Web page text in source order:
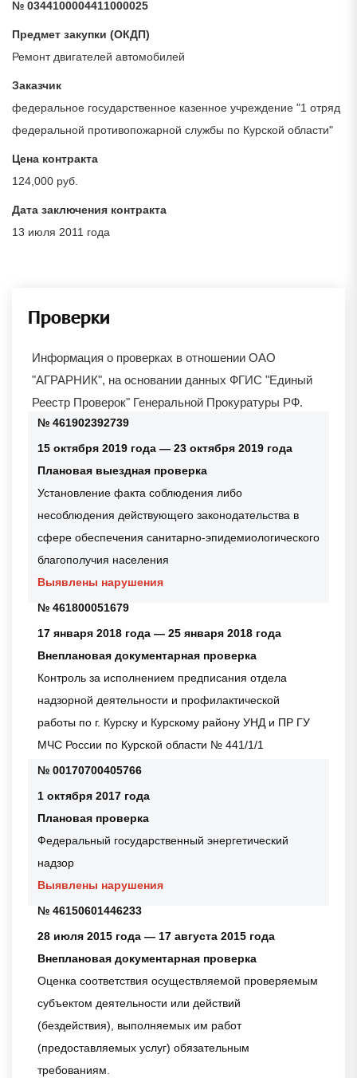
№ 0344100004411000025
Предмет закупки (ОКДП)
Ремонт двигателей автомобилей
Заказчик
федеральное государственное казенное учреждение "1 отряд
федеральной противопожарной службы по Курской области"
Цена контракта
124,000 руб.
Дата заключения контракта
13 июля 2011 года
Проверки
Информация о проверках в отношении ОАО
"АГРАРНИК", на основании данных ФГИС "Единый
Реестр Проверок" Генеральной Прокуратуры РФ.
№ 461902392739
15 октября 2019 года — 23 октября 2019 года
Плановая выездная проверка
Установление факта соблюдения либо
несоблюдения действующего законодательства в
сфере обеспечения санитарно-эпидемиологического
благополучия населения
Выявлены нарушения
№ 461800051679
17 января 2018 года — 25 января 2018 года
Внеплановая документарная проверка
Контроль за исполнением предписания отдела
надзорной деятельности и профилактической
работы по г. Курску и Курскому району УНД и ПР ГУ
МЧС России по Курской области № 441/1/1
№ 00170700405766
1 октября 2017 года
Плановая проверка
Федеральный государственный энергетический
надзор
Выявлены нарушения
№ 46150601446233
28 июля 2015 года — 17 августа 2015 года
Внеплановая документарная проверка
Оценка соответствия осуществляемой проверяемым
субъектом деятельности или действий
(бездействия), выполняемых им работ
(предоставляемых услуг) обязательным
требованиям.